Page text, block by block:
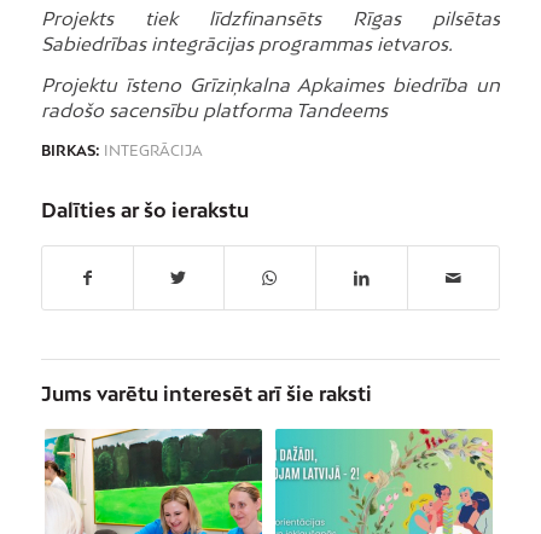
Projekts tiek līdzfinansēts Rīgas pilsētas
Sabiedrības integrācijas programmas ietvaros.
Projektu īsteno Grīziņkalna Apkaimes biedrība un
radošo sacensību platforma Tandeems
BIRKAS: INTEGRĀCIJA
Dalīties ar šo ierakstu
Jums varētu interesēt arī šie raksti